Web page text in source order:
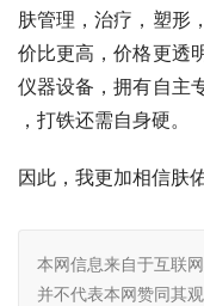
肤管理，治疗，塑形
价比更高，价格更透
仪器设备，拥有自主
，打铁还需自身硬。
因此，我更加相信肤
本网信息来自于互联
并不代表本网赞同其